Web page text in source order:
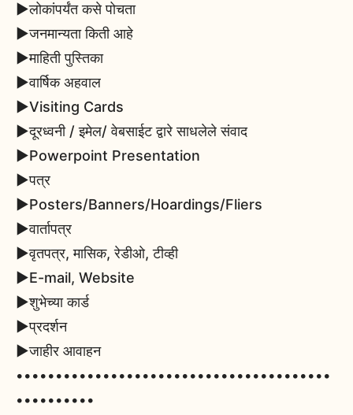
▶️लोकांपर्यंत कसे पोचता
▶️जनमान्यता किती आहे
▶️माहिती पुस्तिका
▶️वार्षिक अहवाल
▶️Visiting Cards
▶️दूरध्वनी / इमेल/ वेबसाईट द्वारे साधलेले संवाद
▶️Powerpoint Presentation
▶️पत्र
▶️Posters/Banners/Hoardings/Fliers
▶️वार्तापत्र
▶️वृतपत्र, मासिक, रेडीओ, टीव्ही
▶️E-mail, Website
▶️शुभेच्या कार्ड
▶️प्रदर्शन
▶️जाहीर आवाहन
••••••••••••••••••••••••••••••••••••••••
••••••••••